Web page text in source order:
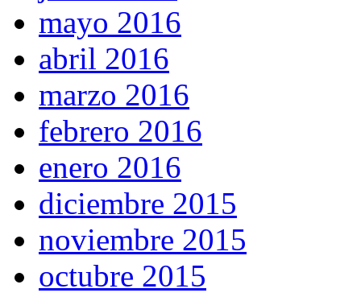
mayo 2016
abril 2016
marzo 2016
febrero 2016
enero 2016
diciembre 2015
noviembre 2015
octubre 2015